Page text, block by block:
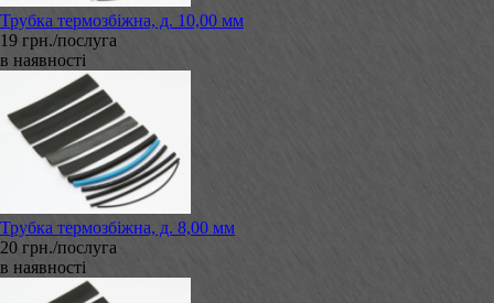
Трубка термозбіжна, д. 10,00 мм
19 грн./послуга
в наявності
Трубка термозбіжна, д. 8,00 мм
20 грн./послуга
в наявності